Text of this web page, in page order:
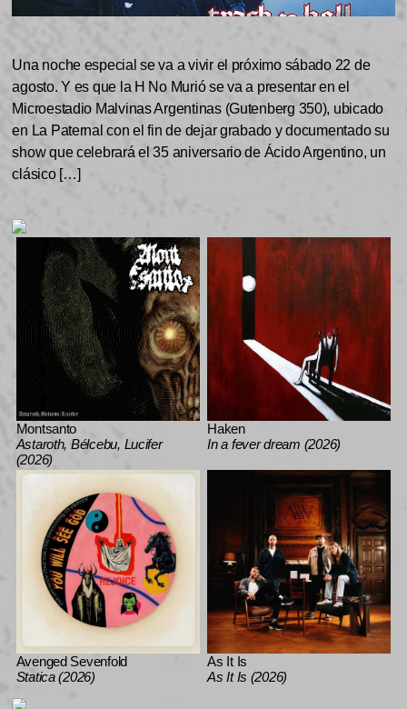
Una noche especial se va a vivir el próximo sábado 22 de
agosto. Y es que la H No Murió se va a presentar en el
Microestadio Malvinas Argentinas (Gutenberg 350), ubicado
en La Paternal con el fin de dejar grabado y documentado su
show que celebrará el 35 aniversario de Ácido Argentino, un
clásico […]
Montsanto
Astaroth, Bélcebu, Lucifer
(2026)
Haken
In a fever dream (2026)
Avenged Sevenfold
Statica (2026)
As It Is
As It Is (2026)